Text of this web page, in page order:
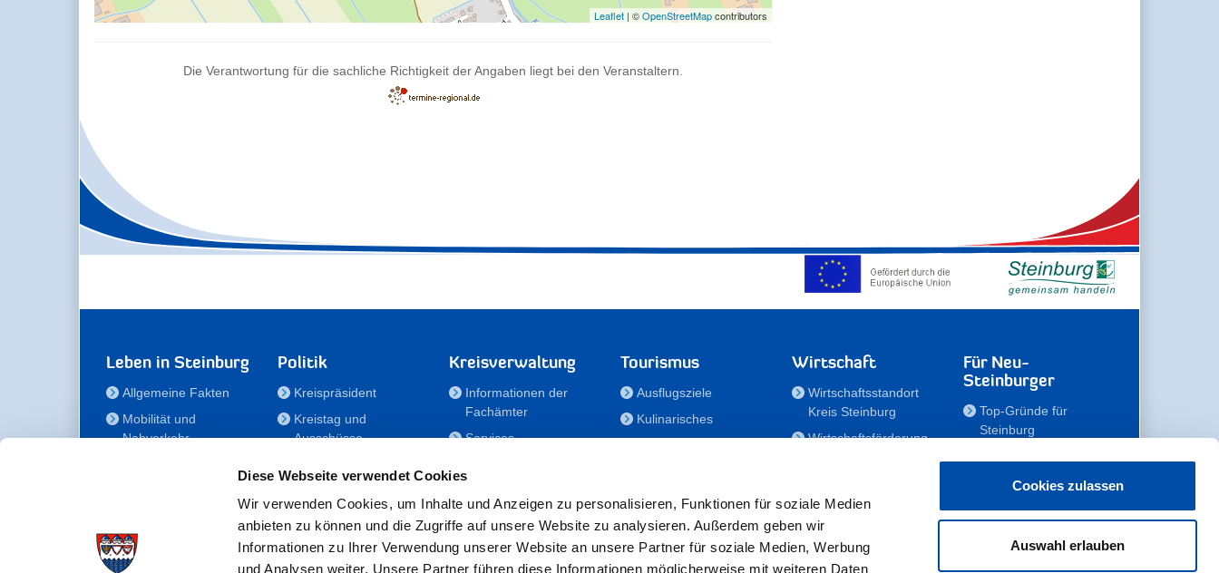
Diese Webseite verwendet Cookies
Wir verwenden Cookies, um Inhalte und Anzeigen zu personalisieren, Funktionen für soziale Medien
anbieten zu können und die Zugriffe auf unsere Website zu analysieren. Außerdem geben wir
Informationen zu Ihrer Verwendung unserer Website an unsere Partner für soziale Medien, Werbung
und Analysen weiter. Unsere Partner führen diese Informationen möglicherweise mit weiteren Daten
Cookies zulassen
Auswahl erlauben
Leaflet | ©OpenStreetMapcontributors
Die Verantwortung für die sachliche Richtigkeit der Angaben liegt bei den Veranstaltern.
Leben in Steinburg
Allgemeine Fakten
Mobilität und
Nahverkehr
Gesundheit
Bildung
Politik
Kreispräsident
Kreistag und
Ausschüsse
für Menschen mit
Behinderung
Der
Kreisseniorenbeirat
Kreisverwaltung
Informationen der
Fachämter
Services
Nachwuchskräfte
Notdienste
Formulare/Downloads
Tourismus
Ausflugsziele
Kulinarisches
Veranstaltungen
Wirtschaft
Wirtschaftsstandort
Kreis Steinburg
Wirtschaftsförderung
Zahlen, Daten,
Fakten
Gewerbeflächen
Für Neu-
Steinburger
Top-Gründe für
Steinburg
Meine Immobilie
Erholen